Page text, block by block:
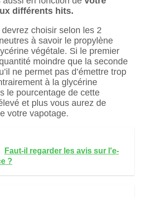
différents hits.
choisir selon les 2
à savoir le propylène
végétale. Si le premier
moindre que la seconde
ne permet pas d’émettre trop
à la glycérine
le pourcentage de cette
et plus vous aurez de
votre vapotage.
Faut-il regarder les avis sur l'e-
?